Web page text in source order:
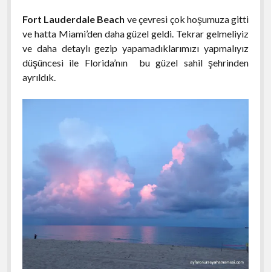
Fort Lauderdale Beach ve çevresi çok hoşumuza gitti
ve hatta Miami’den daha güzel geldi. Tekrar gelmeliyiz
ve daha detaylı gezip yapamadıklarımızı yapmalıyız
düşüncesi ile Florida’nın bu güzel sahil şehrinden
ayrıldık.